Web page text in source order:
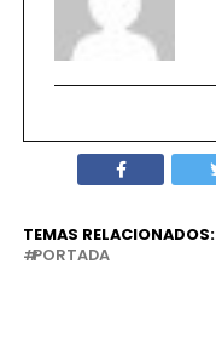
TEMAS RELACIONADOS:
PORTADA